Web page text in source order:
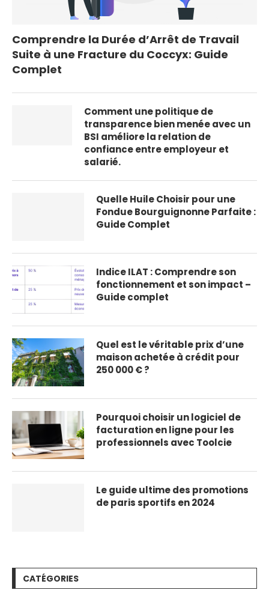
Comprendre la Durée d’Arrêt de Travail
Suite à une Fracture du Coccyx: Guide
Complet
Comment une politique de
transparence bien menée avec un
BSI améliore la relation de
confiance entre employeur et
salarié.
Quelle Huile Choisir pour une
Fondue Bourguignonne Parfaite :
Guide Complet
Indice ILAT : Comprendre son
fonctionnement et son impact –
Guide complet
Quel est le véritable prix d’une
maison achetée à crédit pour
250 000 € ?
Pourquoi choisir un logiciel de
facturation en ligne pour les
professionnels avec Toolcie
Le guide ultime des promotions
de paris sportifs en 2024
CATÉGORIES